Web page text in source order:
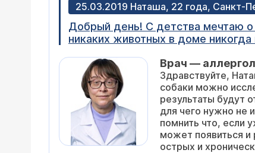
25.03.2019 Наташа, 22 года, Санкт-
Добрый день! С детства мечтаю о
никаких животных в доме
приезжаю к родителям в другой
тяжело дышать. После приема
воздух и побыть там неск часов.
около 5 дней, дома собака
было, хотя по сути я там только
результаты были
какой-нибудь даче с печкой.
Врач —
Здравствуйте,
собаки можно
результаты будут
для чего нужно не
помнить что, если
может появиться и
острых и